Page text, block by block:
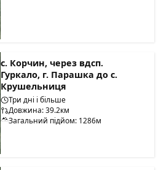
с. Корчин, через вдсп.
Гуркало, г. Парашка до с.
Крушельниця
Три дні і більше
Довжина: 39.2км
Загальний підйом: 1286м